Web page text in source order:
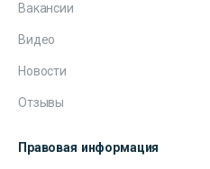
Вакансии
Видео
Новости
Отзывы
Правовая информация